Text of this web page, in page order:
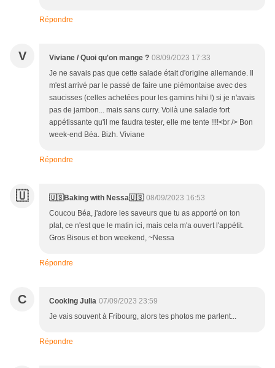
Répondre
V Viviane / Quoi qu'on mange ? 08/09/2023 17:33
Je ne savais pas que cette salade était d'origine allemande. Il
m'est arrivé par le passé de faire une piémontaise avec des
saucisses (celles achetées pour les gamins hihi !) si je n'avais
pas de jambon... mais sans curry. Voilà une salade fort
appétissante qu'il me faudra tester, elle me tente !!!!<br /> Bon
week-end Béa. Bizh. Viviane
Répondre
🇺 🇺🇸Baking with Nessa🇺🇸 08/09/2023 16:53
Coucou Béa, j'adore les saveurs que tu as apporté on ton
plat, ce n'est que le matin ici, mais cela m'a ouvert l'appétit.
Gros Bisous et bon weekend, ~Nessa
Répondre
C Cooking Julia 07/09/2023 23:59
Je vais souvent à Fribourg, alors tes photos me parlent...
Répondre